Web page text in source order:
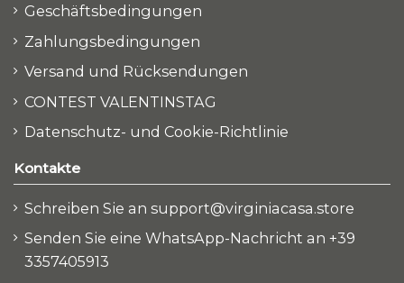
Geschäftsbedingungen
Zahlungsbedingungen
Versand und Rücksendungen
CONTEST VALENTINSTAG
Datenschutz- und Cookie-Richtlinie
Kontakte
Schreiben Sie an support@virginiacasa.store
Senden Sie eine WhatsApp-Nachricht an +39
3357405913